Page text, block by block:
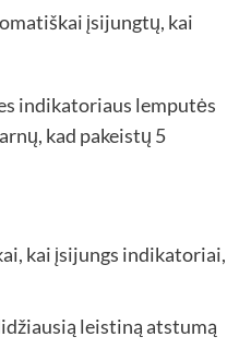
įsijungtų, kai
indikatoriaus lemputės
kad pakeistų 5
kai įsijungs indikatoriai,
leistiną atstumą